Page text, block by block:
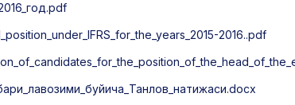
2016..pdf